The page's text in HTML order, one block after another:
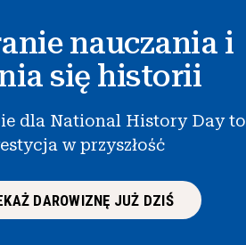
nauczania i
się historii
dla National History Day to
w przyszłość
DAROWIZNĘ JUŻ DZIŚ